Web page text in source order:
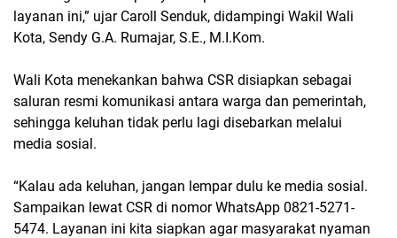
layanan ini,” ujar Caroll Senduk, didampingi Wakil Wali
Kota, Sendy G.A. Rumajar, S.E., M.I.Kom.
Wali Kota menekankan bahwa CSR disiapkan sebagai
saluran resmi komunikasi antara warga dan pemerintah,
sehingga keluhan tidak perlu lagi disebarkan melalui
media sosial.
“Kalau ada keluhan, jangan lempar dulu ke media sosial.
Sampaikan lewat CSR di nomor WhatsApp 0821-5271-
5474. Layanan ini kita siapkan agar masyarakat nyaman